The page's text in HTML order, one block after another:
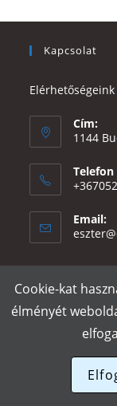
Kapcsolat
Cím:
1144
Telefon
Email:
Rólunk Szállítás
Cookie-kat
élményét